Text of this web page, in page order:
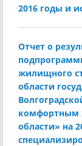
2016 годы и
Отчет о
жилищного
области
комфортным
области» на